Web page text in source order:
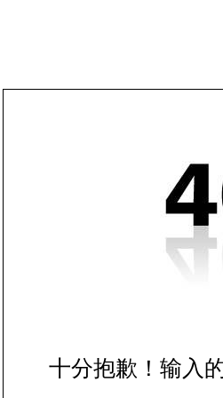
十分抱歉！输入